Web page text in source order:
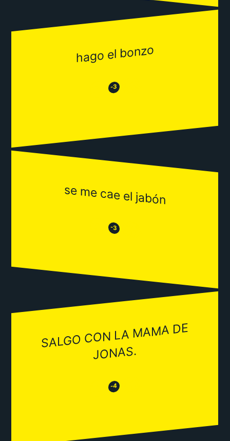
hago el bonzo
😒 -3 😂
se me cae el jabón
😒 -3 😂
SALGO CON LA
MA
MA DE
JONAS.
😒 -4 😂